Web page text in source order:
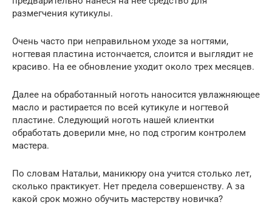
размегчения кутикулы.
Очень часто при неправильном уходе за ногтями,
ногтевая пластина истончается, слоится и выглядит не
красиво. На ее обновление уходит около трех месяцев.
Далее на обработанный ноготь наносится увлажняющее
масло и растирается по всей кутикуле и ногтевой
пластине. Следующий ноготь нашей клиентки
обработать доверили мне, но под строгим контролем
мастера.
По словам Натальи, маникюру она учится столько лет,
сколько практикует. Нет предела совершенству. А за
какой срок можно обучить мастерству новичка?